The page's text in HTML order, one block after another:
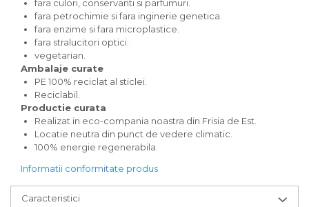
fara culori, conservanti si parfumuri.
fara petrochimie si fara inginerie genetica.
fara enzime si fara microplastice.
fara stralucitori optici.
vegetarian.
Ambalaje curate
PE 100% reciclat al sticlei.
Reciclabil.
Productie curata
Realizat in eco-compania noastra din Frisia de Est.
Locatie neutra din punct de vedere climatic.
100% energie regenerabila.
Informatii conformitate produs
Caracteristici